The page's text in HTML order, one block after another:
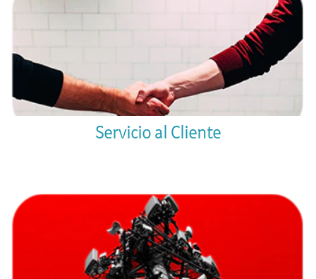
Servicio al Cliente